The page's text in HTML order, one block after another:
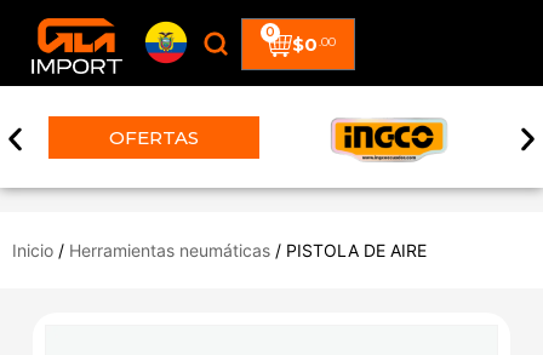
$0 .00
0
OFERTAS
Inicio / Herramientas neumáticas / PISTOLA DE AIRE